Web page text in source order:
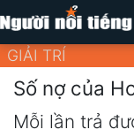
GIẢI TRÍ
Số nợ của
Mỗi lần trả